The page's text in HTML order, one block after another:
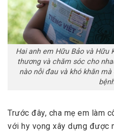
Hai anh em Hữu Bảo và Hữu
thương và chăm sóc cho
nào nỗi đau và khó khăn
Trước đây, cha mẹ em làm
với hy vọng xây dựng được